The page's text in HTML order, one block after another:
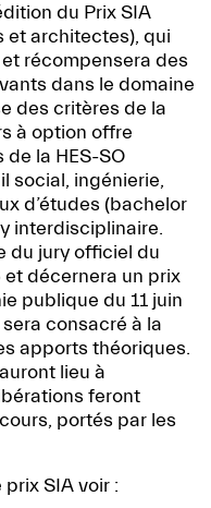
du Prix SIA
et architectes), qui
récompensera des
dans le domaine
des critères de la
à option offre
de la HES-SO
social, ingénierie,
d’études (bachelor
interdisciplinaire.
du jury officiel du
décernera un prix
publique du 11 juin
consacré à la
apports théoriques.
lieu à
feront
portés par les
SIA voir :